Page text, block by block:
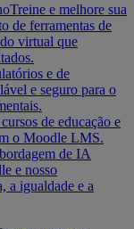
Treine e melhore sua
de ferramentas de
virtual que
e de
e seguro para o
de educação e
o Moodle LMS.
de IA
e nosso
a igualdade e a